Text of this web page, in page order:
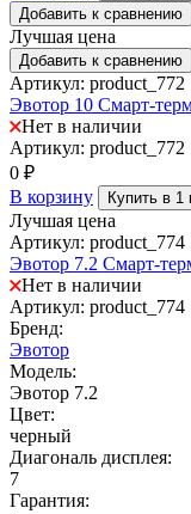
Добавить к сравнению
Лучшая цена
Добавить к сравнению
Артикул: product_772
Эвотор 10 Смарт-
Нет в наличии
Артикул: product_772
0 ₽
В корзину
Купить в 1
Лучшая цена
Артикул: product_774
Эвотор 7.2 Смарт-
Нет в наличии
Артикул: product_774
Бренд:
Эвотор
Модель:
Эвотор 7.2
Цвет:
черный
Диагональ дисплея:
7
Гарантия: